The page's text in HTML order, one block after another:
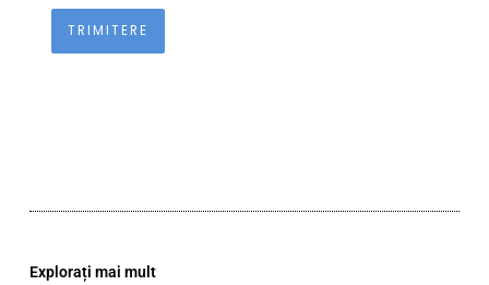
Explorați mai mult